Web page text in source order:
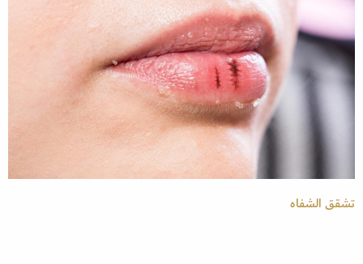
تشقق الشفاه